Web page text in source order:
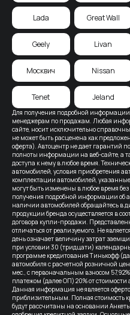
Для получения подробной информации
менеджерам по продажам. Любая
сайте, носит исключительно
не может быть расценена как
оферта). Автоцентр не дает гарантий
полноты информации на веб-сайте, а
доступа к нему в любое время.
автомобилей, условия приобретения
комплектации автомобилей,
могут быть изменены в любое время
получения подробной информации об
наличии автомобилей обращайтесь в
продукции бренда осуществляется в
договора купли-продажи.
отличаться от реализуемого. Не
день означает величину затрат
при условии 30 (тридцати)
программе кредитования Тинькофф
автомобиля с расчетной розничной
мес., с первоначальным взносом
платежом (далее ОП) 20% от стоимости
Данная информация не является
приблизительным. Полная стоимость
будут рассчитаны на основании
Lada Great Wall
Geely Livan
Москвич Nissan
Tenet Jeland